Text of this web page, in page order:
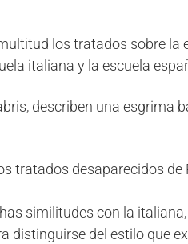
los tratados sobre la
italiana y la escuela
describen una esgrima
tratados desaparecidos de
similitudes con la
distinguirse del estilo que